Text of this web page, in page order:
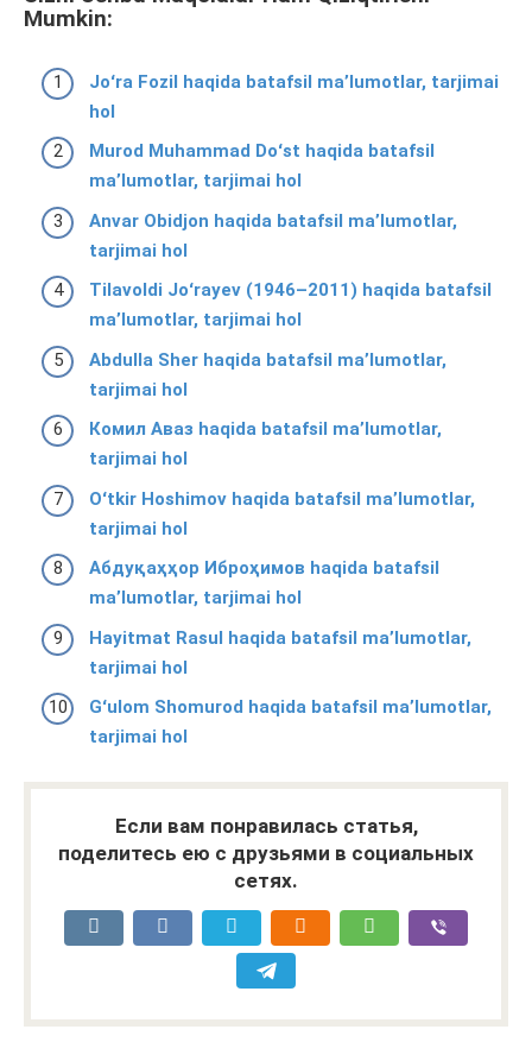
Mumkin:
Joʻra Fozil haqida batafsil ma’lumotlar, tarjimai
hol
Murod Muhammad Doʻst haqida batafsil
ma’lumotlar, tarjimai hol
Anvar Obidjon haqida batafsil ma’lumotlar,
tarjimai hol
Tilavoldi Joʻrayev (1946–2011) haqida batafsil
ma’lumotlar, tarjimai hol
Abdulla Sher haqida batafsil ma’lumotlar,
tarjimai hol
Комил Аваз haqida batafsil ma’lumotlar,
tarjimai hol
Oʻtkir Hoshimov haqida batafsil ma’lumotlar,
tarjimai hol
Абдуқаҳҳор Иброҳимов haqida batafsil
ma’lumotlar, tarjimai hol
Hayitmat Rasul haqida batafsil ma’lumotlar,
tarjimai hol
Gʻulom Shomurod haqida batafsil ma’lumotlar,
tarjimai hol
Если вам понравилась статья,
поделитесь ею с друзьями в социальных
сетях.